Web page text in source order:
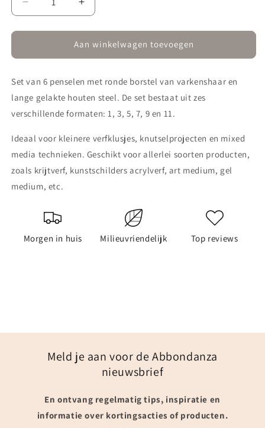
Aantal
verlagen
voor
Penselenset
rond
6-
delig
Aantal
verhogen
voor
Penselenset
rond
6-
delig
Aan winkelwagen toevoegen
Set van 6 penselen met ronde borstel van varkenshaar en
lange gelakte houten steel. De set bestaat uit zes
verschillende formaten: 1, 3, 5, 7, 9 en 11.
Ideaal voor kleinere verfklusjes, knutselprojecten en mixed
media technieken. Geschikt voor allerlei soorten producten,
zoals krijtverf, kunstschilders acrylverf, art medium, gel
medium, etc.
Morgen in huis Milieuvriendelijk Top reviews
Meld je aan voor de Abbondanza
nieuwsbrief
En ontvang regelmatig tips, inspiratie en
informatie over kortingsacties of producten.